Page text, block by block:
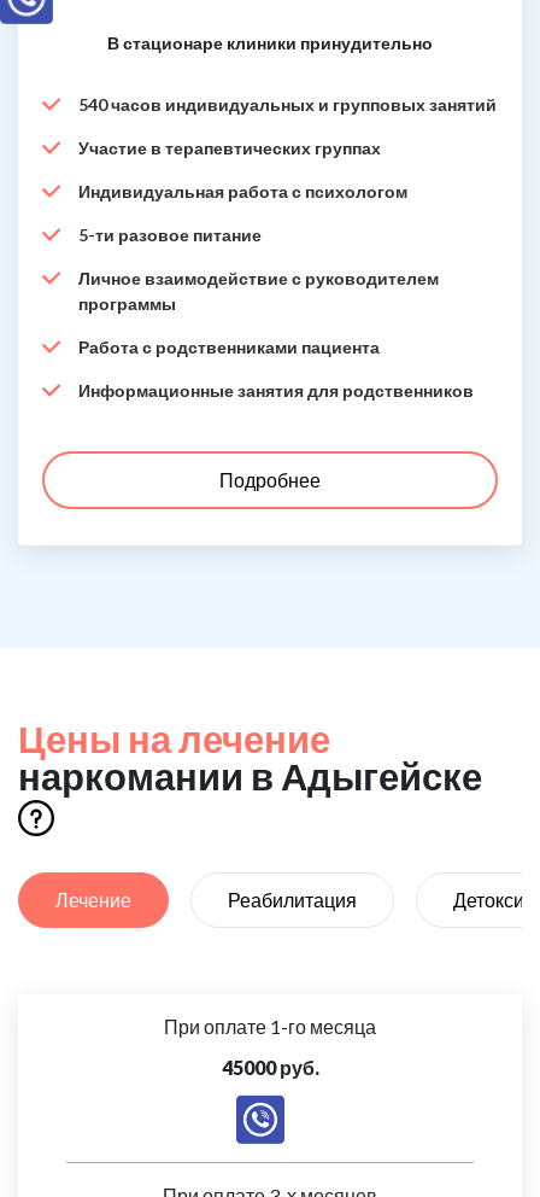
В стационаре клиники принудительно
540 часов индивидуальных и групповых занятий
Участие в терапевтических группах
Индивидуальная работа с психологом
5-ти разовое питание
Личное взаимодействие с руководителем
программы
Работа с родственниками пациента
Информационные занятия для родственников
Подробнее
Цены на лечение
наркомании в Адыгейске
Лечение Реабилитация
При оплате 1-го месяца
45000 руб.